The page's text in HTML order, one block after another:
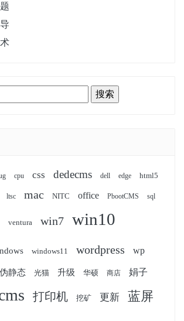
cpu css dedecms dell edge html5
ltsc mac NITC office PbootCMS sql
ventura win7
win10
windows11 wordpress wp
伪静态 光猫 升级 华硕 商店 娟子
打印机 挖矿 更新 蓝屏